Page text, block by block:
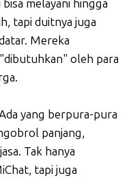
melayani hingga
tapi duitnya juga
Mereka
oleh para
yang berpura-pura
panjang,
Tak hanya
tapi juga